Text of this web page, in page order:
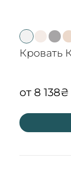
Кровать
от 8 138₴